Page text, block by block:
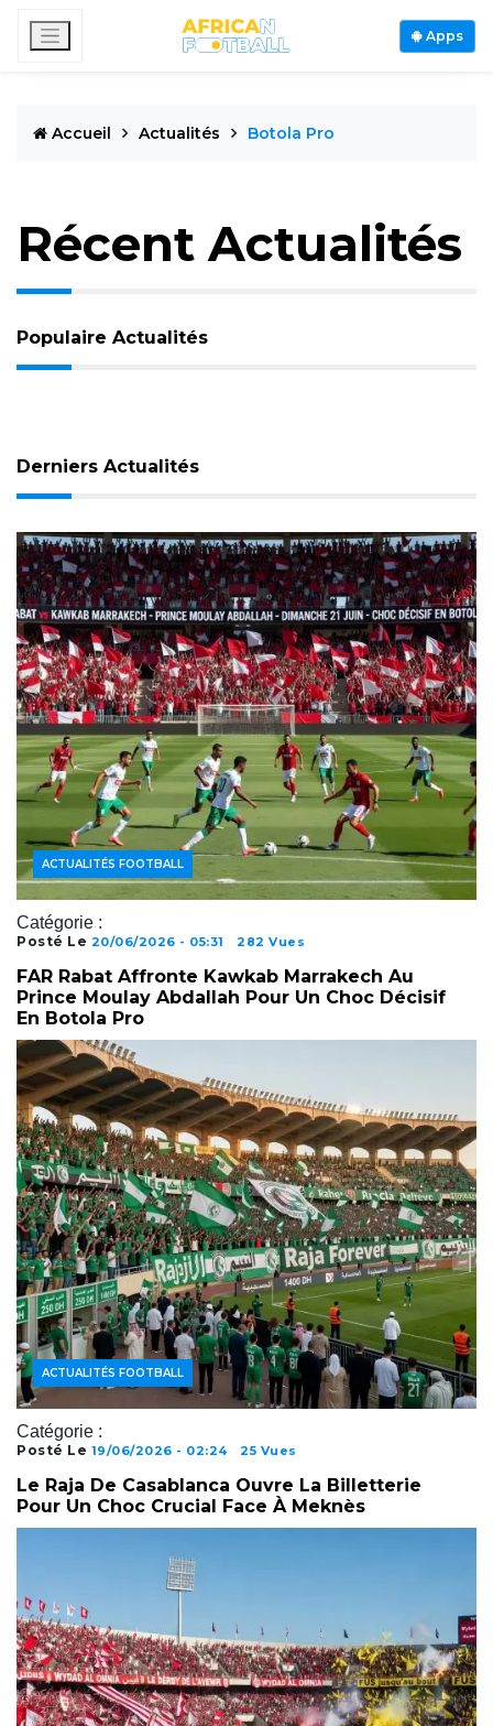
Apps
Accueil Actualités Botola Pro
Récent Actualités
Populaire Actualités
Derniers Actualités
Catégorie :
ACTUALITÉS FOOTBALL
Posté Le 20/06/2026 - 05:31 282 Vues
FAR Rabat Affronte Kawkab Marrakech Au
Prince Moulay Abdallah Pour Un Choc Décisif
En Botola Pro
Catégorie :
ACTUALITÉS FOOTBALL
Posté Le 19/06/2026 - 02:24 25 Vues
Le Raja De Casablanca Ouvre La Billetterie
Pour Un Choc Crucial Face À Meknès